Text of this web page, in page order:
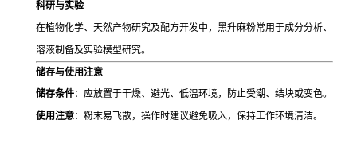
科研与实验
在植物化学、天然产物研究及配方开发中，黑升麻粉常用于成分分析、
溶液制备及实验模型研究。
储存与使用注意
储存条件：应放置于干燥、避光、低温环境，防止受潮、结块或变色。
使用注意：粉末易飞散，操作时建议避免吸入，保持工作环境清洁。